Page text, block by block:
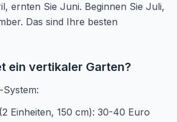
ernten Sie Juni. Beginnen Sie Juli,
Das sind Ihre besten
ein vertikaler Garten?
Einheiten, 150 cm): 30-40 Euro